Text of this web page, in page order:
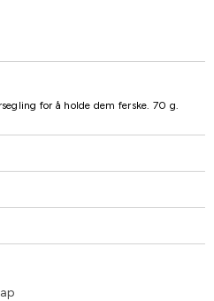
for å holde dem ferske. 70 g.